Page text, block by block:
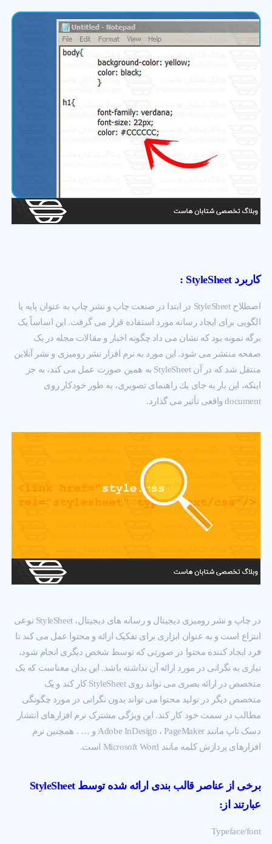
کاربرد StyleSheet :
اصطلاح StyleSheet در ابتدا در صنعت چاپ و نشر چاپ به عنوان پایه یا
الگویی برای ایجاد رسانه مورد استفاده قرار می گرفت. این اساساً یک
برگه نمونه بود که نشان می داد چگونه اخبار و مقالات مجله در یک
صفحه منتشر می شود. این مورد به نرم افزار نشر رومیزی و نشر آنلاین
منتقل شد كه در آن StyleSheet به همین صورت عمل می كند، به جز
اینكه، این بار به جای یك راهنمای تصویری، به طور خودکار روی
document واقعی تأثیر می گذارد.
در چاپ و نشر رومیزی دیجیتال و رسانه های دیجیتال، StyleSheet نوعی
انتزاع است و به عنوان ابزاری برای تفکیک ارائه و محتوا عمل می کند تا
فرد ایجاد کننده محتوا در صورتی که توسط شخص دیگری انجام شود،
نیازی به نگرانی در مورد ارائه آن نداشته باشد. این بدان معناست که یک
متخصص در ارائه بصری می تواند روی StyleSheet کار کند و یک
متخصص دیگر در تولید محتوا می تواند بدون نگرانی در مورد چگونگی
مطالب در سمت خود کار کند. این ویژگی مشترک نرم افزارهای انتشار
دسک تاپ مانند Adobe InDesign ، PageMaker و … . همچنین نرم
افزارهای پردازش کلمه مانند Microsoft Word است.
برخی از عناصر قالب بندی ارائه شده توسط StyleSheet
عبارتند از:
Typeface/font